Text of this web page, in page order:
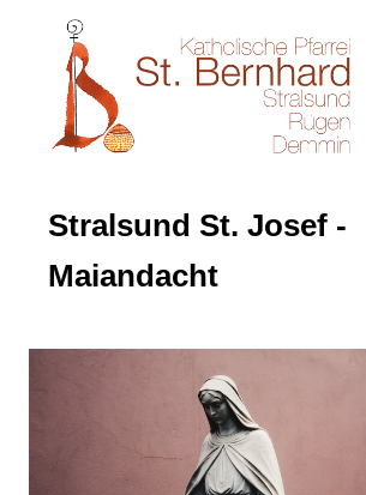
Stralsund St. Josef -
Maiandacht